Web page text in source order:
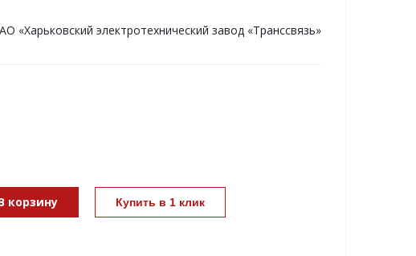
«Харьковский электротехнический завод «Транссвязь»
корзину Купить в 1 клик